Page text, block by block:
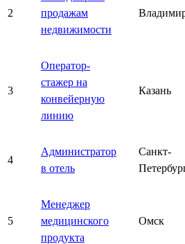
2
продажам
недвижимости
3
Оператор-
стажер на
конвейерную
линию
Казань
4
Администратор
в отель
Санкт-
5
Менеджер
медицинского
продукта
Омск